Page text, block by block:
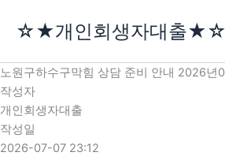
로
건
너
뛰
기
☆★개인회생자대출★☆
노원구하수구막힘 상담 준비 안내 2026년
작성자
개인회생자대출
작성일
2026-07-07 23:12